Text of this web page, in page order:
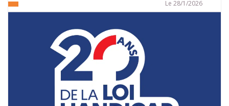
droits. Face à ce constat largement partagé, le
Tour de France des solutions a été lancé en
2025 par le ministère chargé de l’Autonomie et
du Handicap afin de repenser en profondeur le
fonctionnement des Maisons départementales
des personnes handicapées (MDPH).
Le 28/1/2026